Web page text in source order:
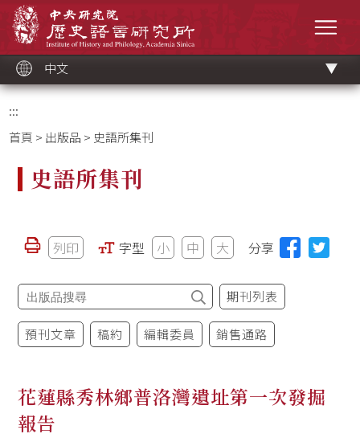
中文
:::
首頁 > 出版品 > 史語所集刊
史語所集刊
列印 字型 小 中 大 分享
期刊列表
預刊文章 稿約 編輯委員 銷售通路
花蓮縣秀林鄉普洛灣遺址第一次發掘
報告